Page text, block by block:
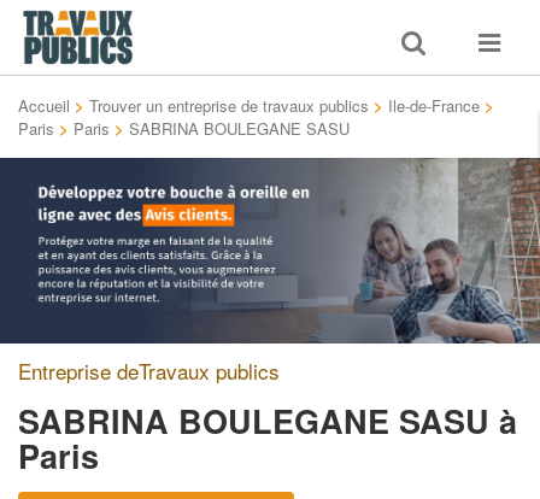
Toggle
search
Toggle
Accueil > Trouver un entreprise de travaux publics > Ile-de-France >
Paris > Paris > SABRINA BOULEGANE SASU
Entreprise deTravaux publics
SABRINA BOULEGANE SASU à
Paris